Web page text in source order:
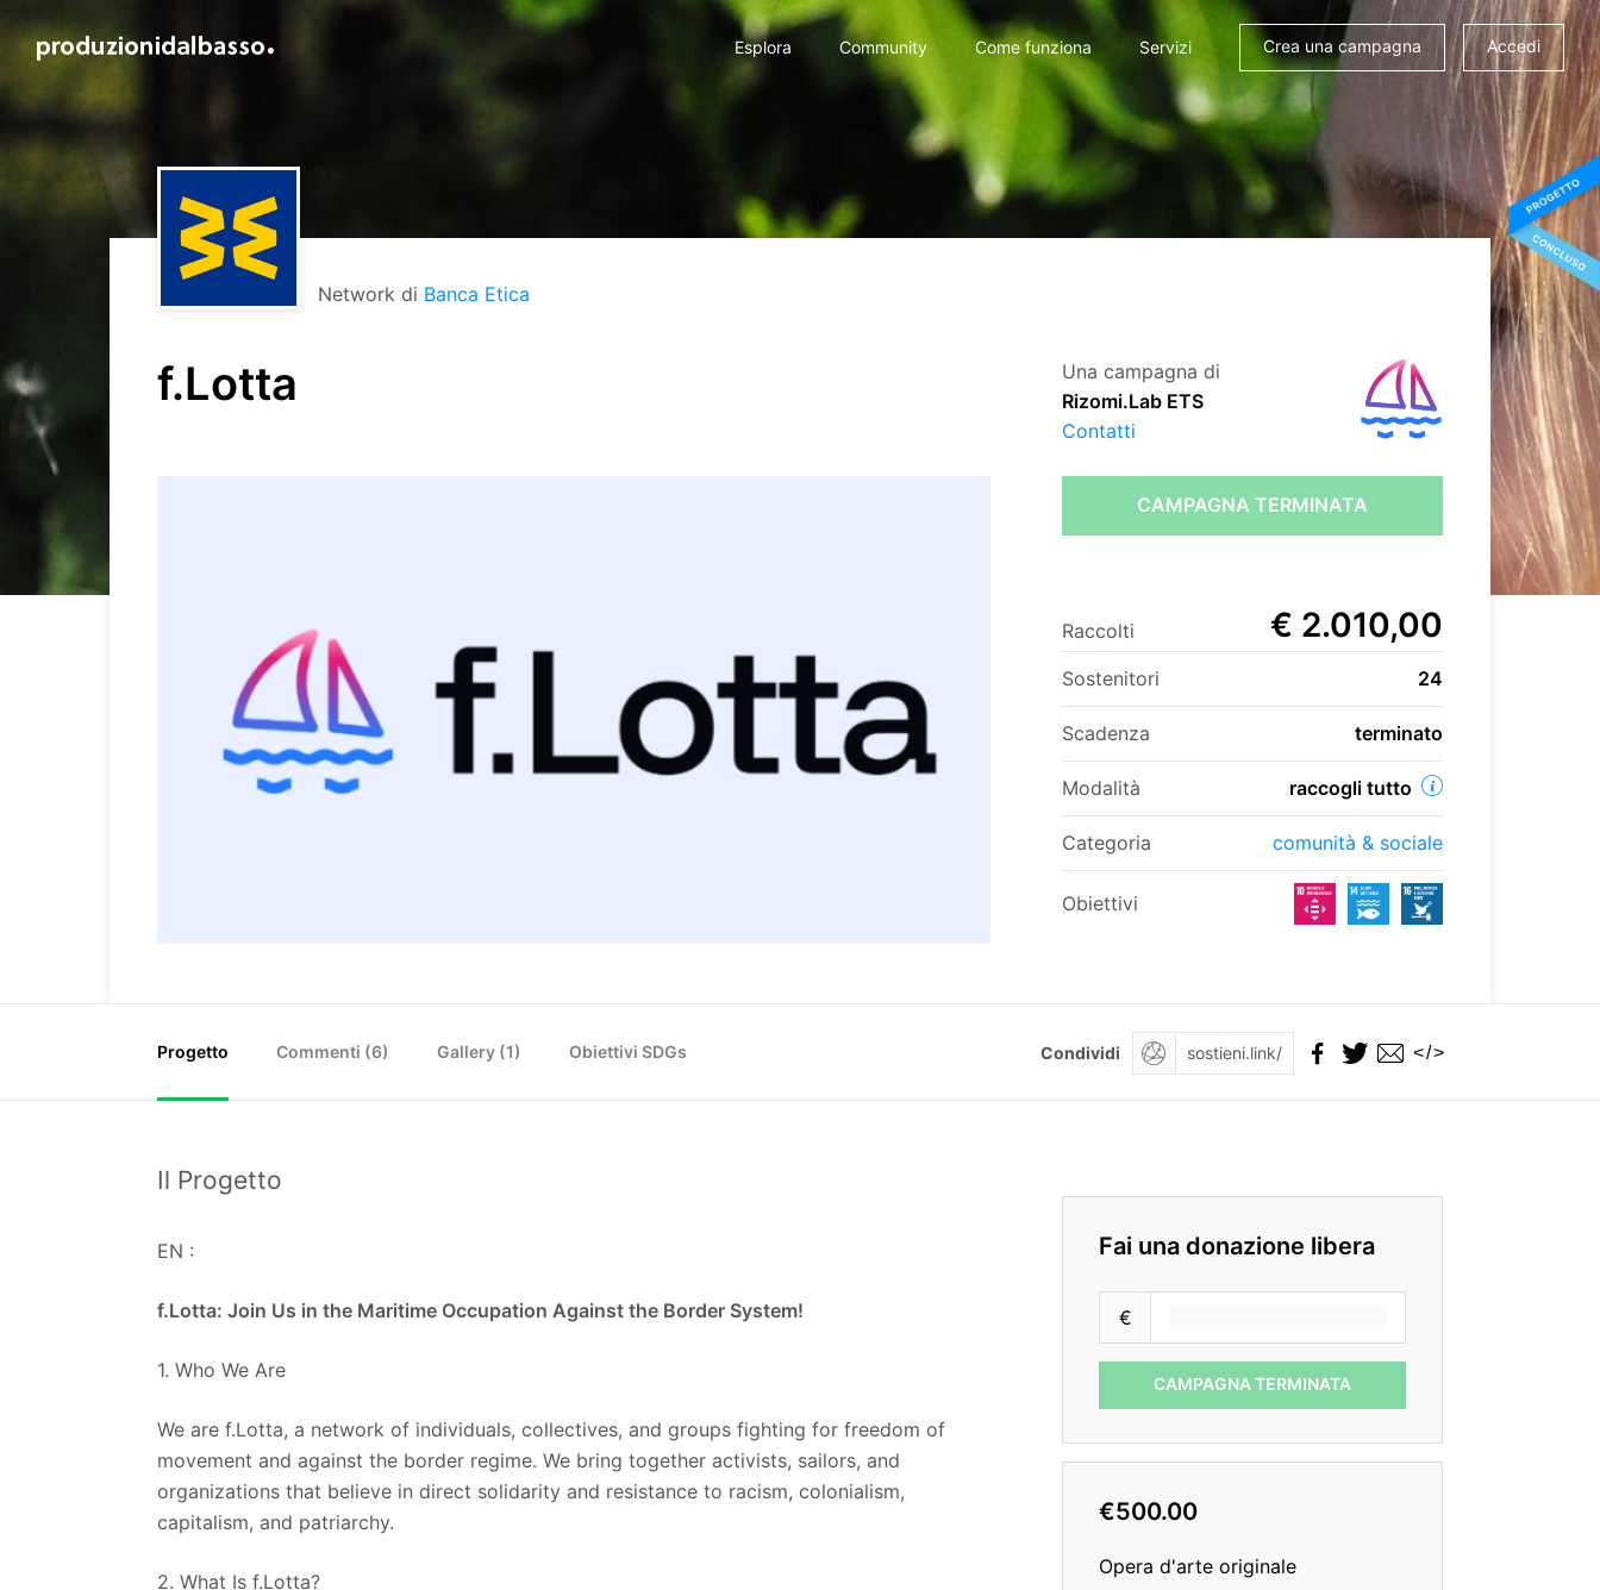
Esplora Community Come funziona Servizi Crea una campagna Accedi
Network di Banca Etica
f.Lotta
Una campagna di
Rizomi.Lab ETS
Contatti
CAMPAGNA TERMINATA
Raccolti € 2.010,00
Sostenitori 24
Scadenza terminato
Modalità raccogli tutto
Categoria comunità & sociale
Obiettivi
Progetto Commenti (6) Gallery (1) Obiettivi SDGs Condividi </>
Il Progetto
EN :
f.Lotta: Join Us in the Maritime Occupation Against the Border System!
1. Who We Are
We are f.Lotta, a network of individuals, collectives, and groups fighting for freedom of
movement and against the border regime. We bring together activists, sailors, and
organizations that believe in direct solidarity and resistance to racism, colonialism,
capitalism, and patriarchy.
2. What Is f.Lotta?
Fai una donazione libera
€
CAMPAGNA TERMINATA
€500.00
Opera d'arte originale